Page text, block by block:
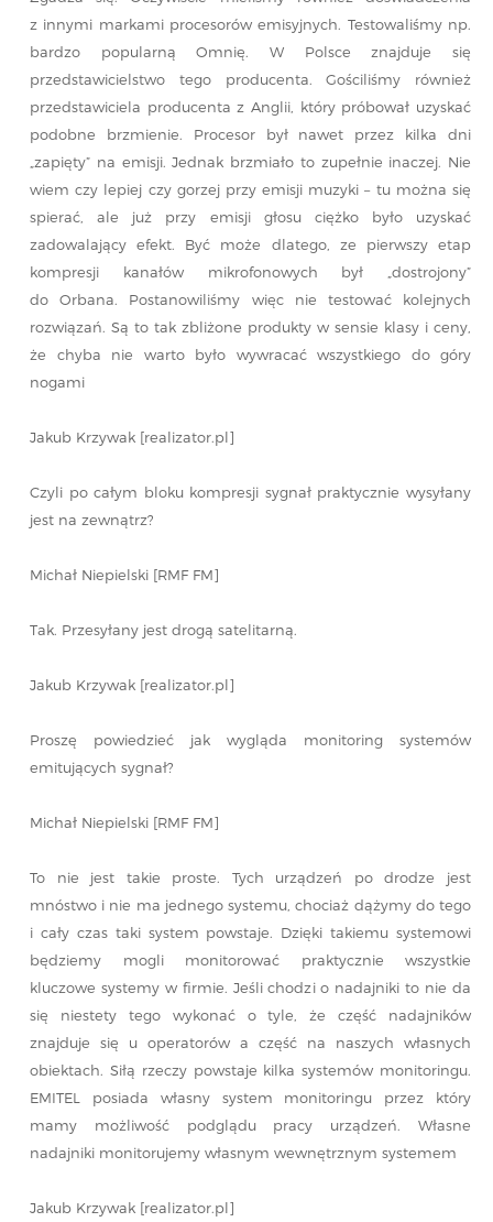
z innymi markami procesorów emisyjnych. Testowaliśmy np.
bardzo popularną Omnię. W Polsce znajduje się
przedstawicielstwo tego producenta. Gościliśmy również
przedstawiciela producenta z Anglii, który próbował uzyskać
podobne brzmienie. Procesor był nawet przez kilka dni
„zapięty” na emisji. Jednak brzmiało to zupełnie inaczej. Nie
wiem czy lepiej czy gorzej przy emisji muzyki – tu można się
spierać, ale już przy emisji głosu ciężko było uzyskać
zadowalający efekt. Być może dlatego, ze pierwszy etap
kompresji kanałów mikrofonowych był „dostrojony”
do Orbana. Postanowiliśmy więc nie testować kolejnych
rozwiązań. Są to tak zbliżone produkty w sensie klasy i ceny,
że chyba nie warto było wywracać wszystkiego do góry
nogami
Jakub Krzywak [realizator.pl]
Czyli po całym bloku kompresji sygnał praktycznie wysyłany
jest na zewnątrz?
Michał Niepielski [RMF FM]
Tak. Przesyłany jest drogą satelitarną.
Jakub Krzywak [realizator.pl]
Proszę powiedzieć jak wygląda monitoring systemów
emitujących sygnał?
Michał Niepielski [RMF FM]
To nie jest takie proste. Tych urządzeń po drodze jest
mnóstwo i nie ma jednego systemu, chociaż dążymy do tego
i cały czas taki system powstaje. Dzięki takiemu systemowi
będziemy mogli monitorować praktycznie wszystkie
kluczowe systemy w firmie. Jeśli chodzi o nadajniki to nie da
się niestety tego wykonać o tyle, że część nadajników
znajduje się u operatorów a część na naszych własnych
obiektach. Siłą rzeczy powstaje kilka systemów monitoringu.
EMITEL posiada własny system monitoringu przez który
mamy możliwość podglądu pracy urządzeń. Własne
nadajniki monitorujemy własnym wewnętrznym systemem
Jakub Krzywak [realizator.pl]